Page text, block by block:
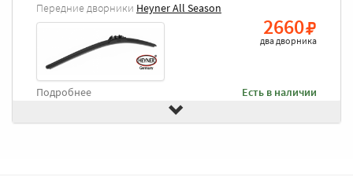
Передние дворники Heyner All Season
2660
два дворника
Есть в наличии
Подробнее